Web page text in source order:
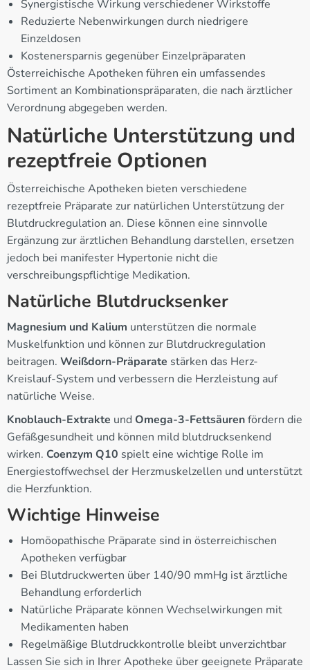
Synergistische Wirkung verschiedener Wirkstoffe
Reduzierte Nebenwirkungen durch niedrigere
Einzeldosen
Kostenersparnis gegenüber Einzelpräparaten
Österreichische Apotheken führen ein umfassendes
Sortiment an Kombinationspräparaten, die nach ärztlicher
Verordnung abgegeben werden.
Natürliche Unterstützung und
rezeptfreie Optionen
Österreichische Apotheken bieten verschiedene
rezeptfreie Präparate zur natürlichen Unterstützung der
Blutdruckregulation an. Diese können eine sinnvolle
Ergänzung zur ärztlichen Behandlung darstellen, ersetzen
jedoch bei manifester Hypertonie nicht die
verschreibungspflichtige Medikation.
Natürliche Blutdrucksenker
Magnesium und Kalium unterstützen die normale
Muskelfunktion und können zur Blutdruckregulation
beitragen. Weißdorn-Präparate stärken das Herz-
Kreislauf-System und verbessern die Herzleistung auf
natürliche Weise.
Knoblauch-Extrakte und Omega-3-Fettsäurenfördern die
Gefäßgesundheit und können mild blutdrucksenkend
wirken. Coenzym Q10 spielt eine wichtige Rolle im
Energiestoffwechsel der Herzmuskelzellen und unterstützt
die Herzfunktion.
Wichtige Hinweise
Homöopathische Präparate sind in österreichischen
Apotheken verfügbar
Bei Blutdruckwerten über 140/90 mmHg ist ärztliche
Behandlung erforderlich
Natürliche Präparate können Wechselwirkungen mit
Medikamenten haben
Regelmäßige Blutdruckkontrolle bleibt unverzichtbar
Lassen Sie sich in Ihrer Apotheke über geeignete Präparate